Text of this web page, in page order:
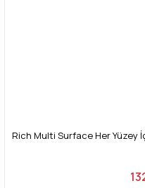
Rich Multi Surface Her Yüzey